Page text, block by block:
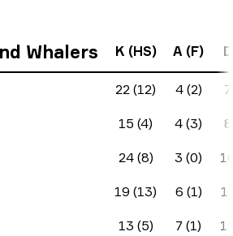
Whalers K (HS) A (F) D
22 (12) 4 (2) 7
15 (4) 4 (3) 8
24 (8) 3 (0)
19 (13) 6 (1)
13 (5) 7 (1)